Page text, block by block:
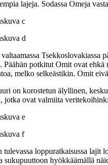
lajeja. Sodassa Omeja
Tsekkoslovakiassa
Päähän potkitut Omit ovat
melko selkeästikin. Omit
on korostetun älyllinen,
jotka ovat valmiita
tulevassa loppuratkaisussa lajit
sukupuuttoon hyökkäämällä